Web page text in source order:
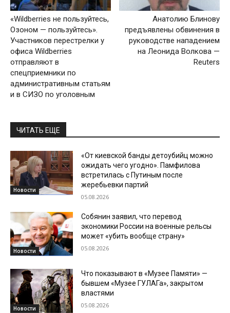
«Wildberries не пользуйтесь,
Озоном — пользуйтесь».
Участников перестрелки у
офиса Wildberries
отправляют в
спецприемники по
административным статьям
и в СИЗО по уголовным
Анатолию Блинову
предъявлены обвинения в
руководстве нападением
на Леонида Волкова —
Reuters
ЧИТАТЬ ЕЩЕ
Новости
«От киевской банды детоубийц можно
ожидать чего угодно». Памфилова
встретилась с Путиным после
жеребьевки партий
05.08.2026
Новости
Собянин заявил, что перевод
экономики России на военные рельсы
может «убить вообще страну»
05.08.2026
Новости
Что показывают в «Музее Памяти» —
бывшем «Музее ГУЛАГа», закрытом
властями
05.08.2026